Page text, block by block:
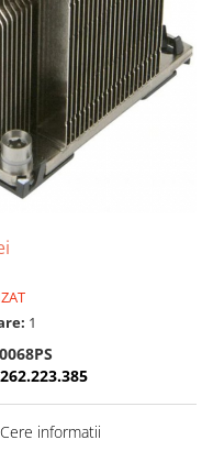
1
informatii